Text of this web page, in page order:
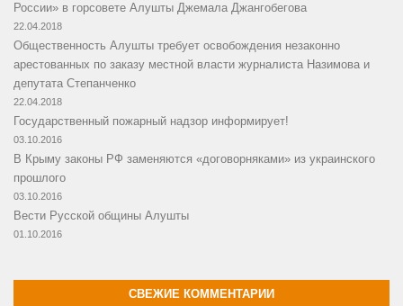
России» в горсовете Алушты Джемала Джангобегова
22.04.2018
Общественность Алушты требует освобождения незаконно
арестованных по заказу местной власти журналиста Назимова и
депутата Степанченко
22.04.2018
Государственный пожарный надзор информирует!
03.10.2016
В Крыму законы РФ заменяются «договорняками» из украинского
прошлого
03.10.2016
Вести Русской общины Алушты
01.10.2016
СВЕЖИЕ КОММЕНТАРИИ